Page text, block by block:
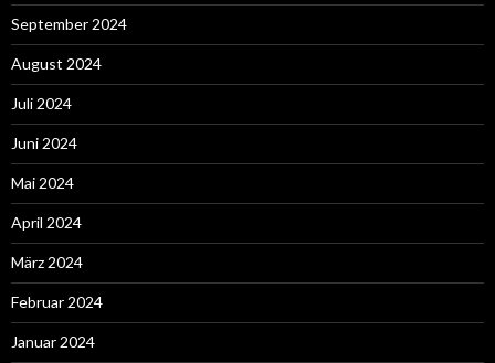
September 2024
August 2024
Juli 2024
Juni 2024
Mai 2024
April 2024
März 2024
Februar 2024
Januar 2024